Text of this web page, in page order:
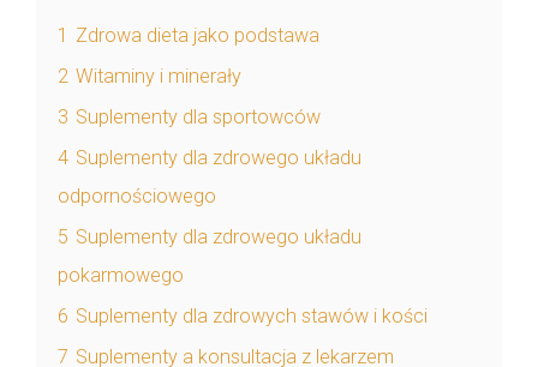
1 Zdrowa dieta jako podstawa
2 Witaminy i minerały
3 Suplementy dla sportowców
4 Suplementy dla zdrowego układu
odpornościowego
5 Suplementy dla zdrowego układu
pokarmowego
6 Suplementy dla zdrowych stawów i kości
7 Suplementy a konsultacja z lekarzem